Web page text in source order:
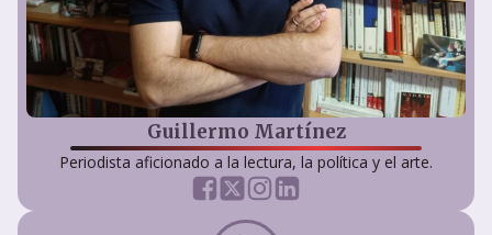
Guillermo Martínez
Periodista aficionado a la lectura, la política y el arte.